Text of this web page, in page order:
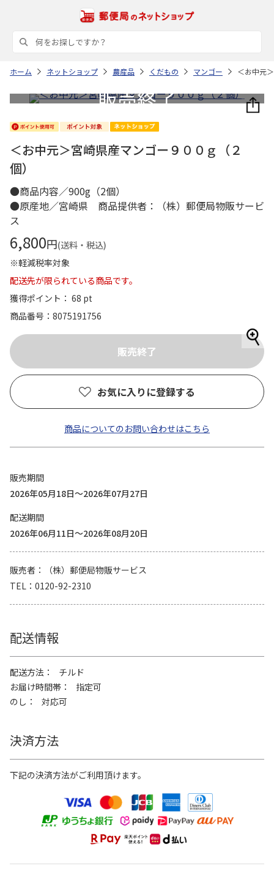
ホーム ネットショップ 農産品 くだもの マンゴー ＜お中元
＜お中元＞宮崎県産マンゴー９００ｇ（２
個）
●商品内容／900g（2個）
●原産地／宮崎県 商品提供者：（株）郵便局物販サービ
ス
6,800円(送料・税込)
※軽減税率対象
配送先が限られている商品です。
獲得ポイント： 68 pt
商品番号
8075191756
お気に入りに登録する
商品についてのお問い合わせはこちら
販売期間
2026年05月18日～2026年07月27日
配送期間
2026年06月11日～2026年08月20日
販売者
（株）郵便局物販サービス
TEL
0120-92-2310
配送情報
配送方法
チルド
お届け時間帯
指定可
のし
対応可
決済方法
下記の決済方法がご利用頂けます。